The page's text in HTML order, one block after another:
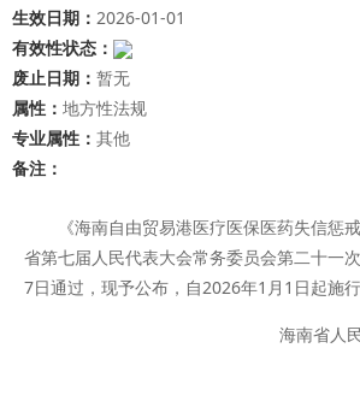
生效日期： 2026-01-01
有效性状态：
废止日期： 暂无
属性： 地方性法规
专业属性： 其他
备注：
《海南自由贸易港医疗医保医药失信惩
省第七届人民代表大会常务委员会第二十一
7日通过，现予公布，自2026年1月1日起施行
海南省人